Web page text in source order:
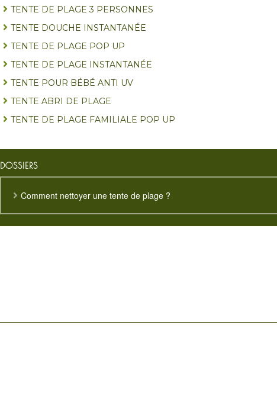
TENTE DE PLAGE 3 PERSONNES
TENTE DOUCHE INSTANTANÉE
TENTE DE PLAGE POP UP
TENTE DE PLAGE INSTANTANÉE
TENTE POUR BÉBÉ ANTI UV
TENTE ABRI DE PLAGE
TENTE DE PLAGE FAMILIALE POP UP
DOSSIERS
Comment nettoyer une tente de plage ?